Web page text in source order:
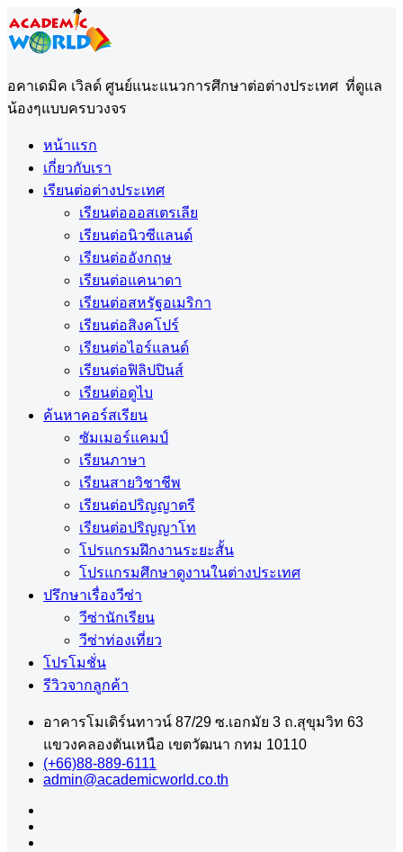
อคาเดมิค เวิลด์ ศูนย์แนะแนวการศึกษาต่อต่างประเทศ ที่ดูแล
น้องๆแบบครบวงจร
หน้าแรก
เกี่ยวกับเรา
เรียนต่อต่างประเทศ
เรียนต่อออสเตรเลีย
เรียนต่อนิวซีแลนด์
เรียนต่ออังกฤษ
เรียนต่อแคนาดา
เรียนต่อสหรัฐอเมริกา
เรียนต่อสิงคโปร์
เรียนต่อไอร์แลนด์
เรียนต่อฟิลิปปินส์
เรียนต่อดูไบ
ค้นหาคอร์สเรียน
ซัมเมอร์แคมป์
เรียนภาษา
เรียนสายวิชาชีพ
เรียนต่อปริญญาตรี
เรียนต่อปริญญาโท
โปรแกรมฝึกงานระยะสั้น
โปรแกรมศึกษาดูงานในต่างประเทศ
ปรึกษาเรื่องวีซ่า
วีซ่านักเรียน
วีซ่าท่องเที่ยว
โปรโมชั่น
รีวิวจากลูกค้า
อาคารโมเดิร์นทาวน์ 87/29 ซ.เอกมัย 3 ถ.สุขุมวิท 63
แขวงคลองตันเหนือ เขตวัฒนา กทม 10110
(+66)88-889-6111
admin@academicworld.co.th